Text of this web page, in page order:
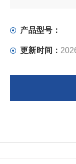
产品型号：
更新时间：